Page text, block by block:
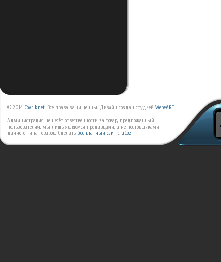
© 2014 Covrik.net. Все права защищенны. Дизайн создан студией WebeART
Администрация не несёт отвественности за товар, предложанный
пользователям, мы лишь являемся продавцами, а не постовщиками
данного типа товаров. Сделать бесплатный сайт с uCoz